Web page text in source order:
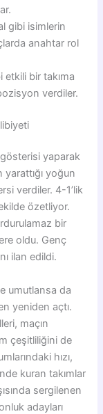
gibi isimlerin
anahtar rol
etkili bir takıma
verdiler.
yaparak
yarattığı yoğun
verdiler. 4-1’lik
özetliyor.
bir
oldu. Genç
ilan edildi.
umutlansa da
yeniden açtı.
maçın
çeşitliliğini de
hızı,
kuran takımlar
sergilenen
adayları